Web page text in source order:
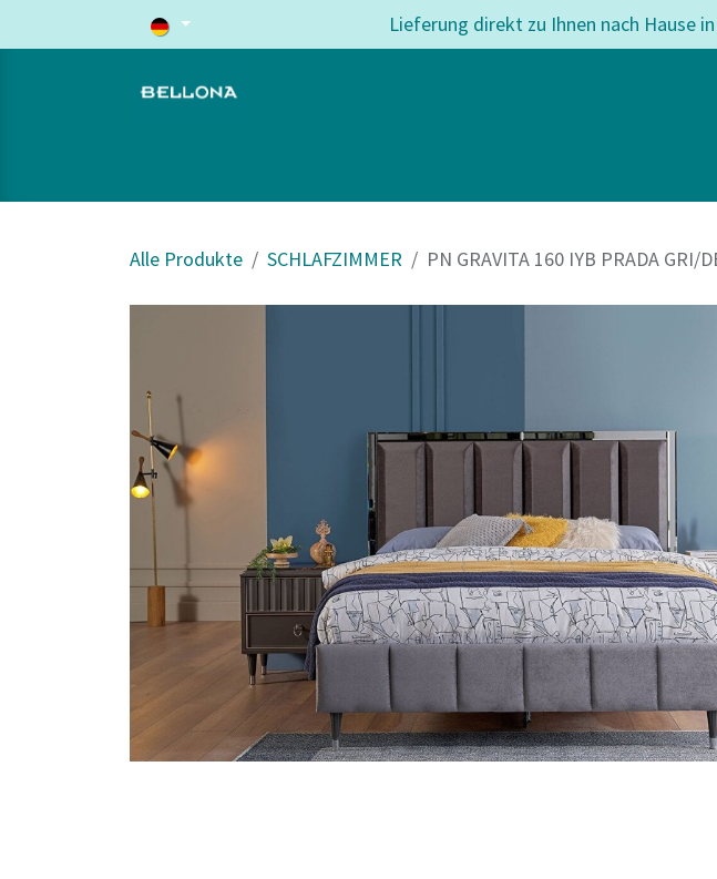
Zum Inhalt springen Lieferung direkt zu Ihnen nach Hause
Alle Produkte SCHLAFZIMMER PN GRAVITA 160 IYB PRADA GRI/